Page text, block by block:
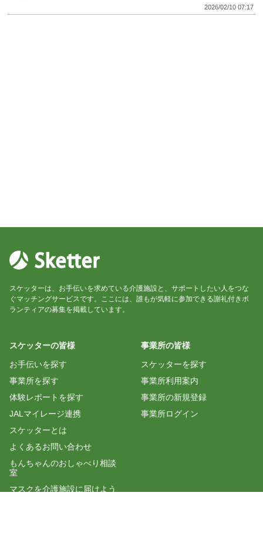
2026/02/10 07:17
スケッターは、お手伝いを求めている介護施設と、サポートしたい人をつな
ぐマッチングサービスです。ここには、誰もが気軽に参加できる謝礼付きボ
ランティアの募集を掲載しています。
スケッターの皆様
お手伝いを探す
事業所を探す
体験レポートを探す
JALマイレージ連携
スケッターとは
よくあるお問い合わせ
もんちゃんのおしゃべり相談
室
マスクを介護施設に届けよう
事業所の皆様
スケッターを探す
事業所利用案内
事業所の新規登録
事業所ログイン